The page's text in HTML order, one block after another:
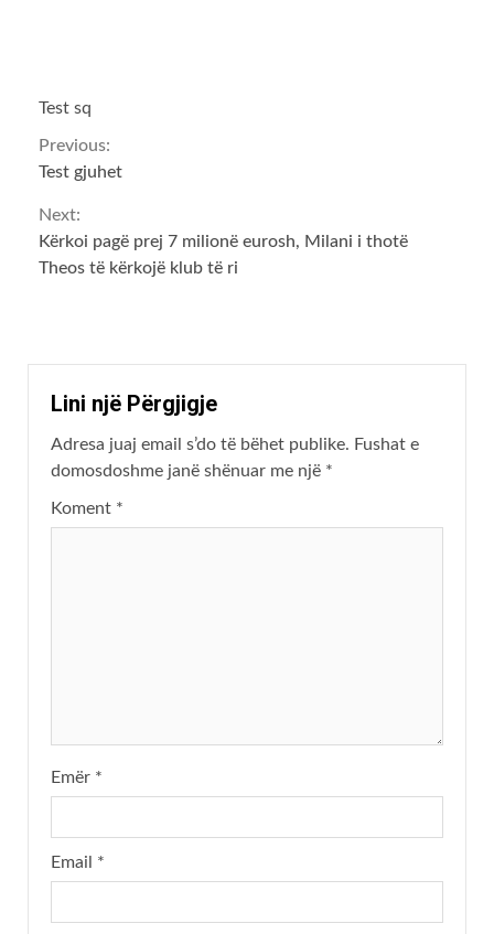
Test sq
Continue
Reading
Previous:
Test gjuhet
Next:
Kërkoi pagë prej 7 milionë eurosh, Milani i thotë
Theos të kërkojë klub të ri
Lini një Përgjigje
Adresa juaj email s’do të bëhet publike. Fushat e
domosdoshme janë shënuar me një *
Koment *
Emër *
Email *